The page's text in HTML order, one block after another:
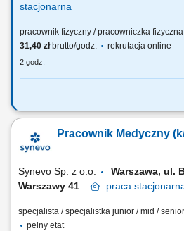
stacjonarna
pracownik fizyczny / pracowniczka fizyczna
31,40 złbrutto/godz. rekrutacja online
2 godz.
Zakres obowiązków: Sprzątanie kuchni,
porządkowe zlecone przez przełożonego;
Pracownik Medyczny
Synevo Sp. z o.o.
Warszawa, ul.
Warszawy 41
praca
specjalista / specjalistka junior / mid / senior
pełny etat